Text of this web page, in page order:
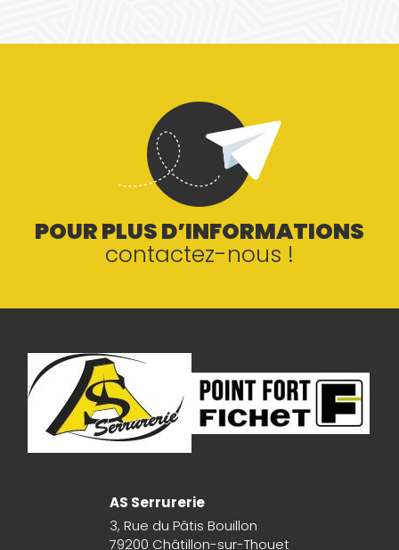
POUR PLUS D’INFORMATIONS
contactez-nous !
AS Serrurerie
3, Rue du Pâtis Bouillon
79200 Châtillon-sur-Thouet